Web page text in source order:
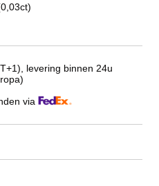
levering binnen 24u
via